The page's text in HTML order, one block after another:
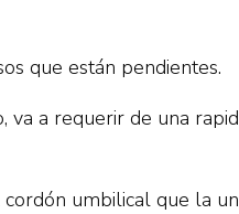
que están pendientes.
va a requerir de una
umbilical que la